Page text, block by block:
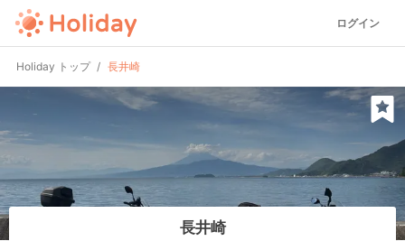
ログイン
Holiday トップ 長井崎
長井崎